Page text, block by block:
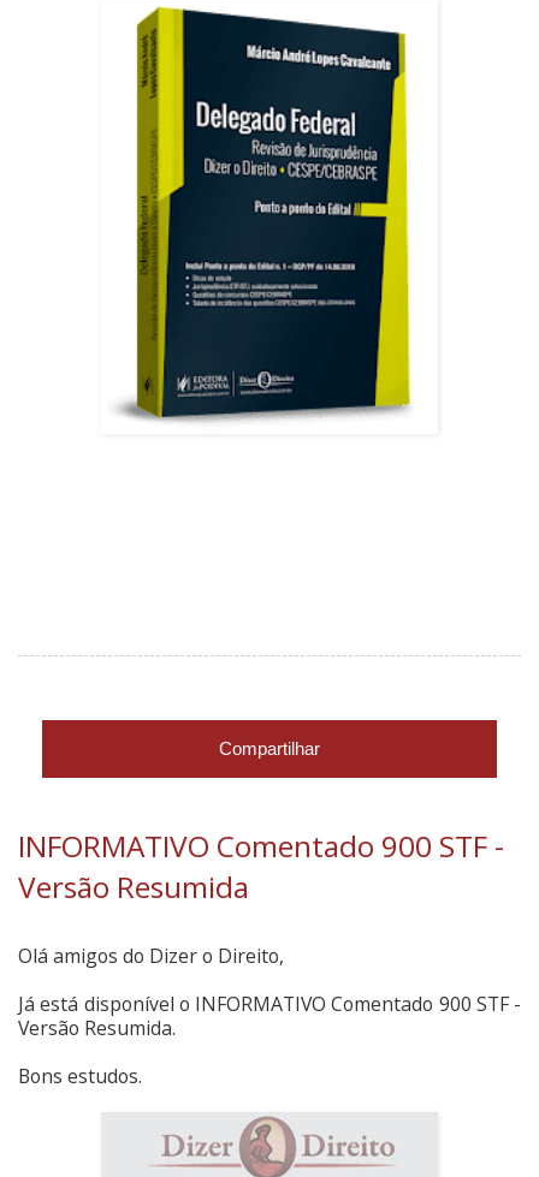
Compartilhar
INFORMATIVO Comentado 900 STF -
Versão Resumida
Olá amigos do Dizer o Direito,
Já está disponível o INFORMATIVO Comentado 900 STF -
Versão Resumida.
Bons estudos.